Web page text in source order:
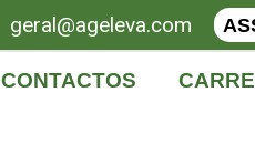
geral@ageleva.com
CONTACTOS